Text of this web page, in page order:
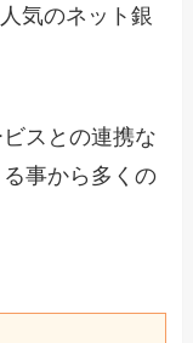
気のネット銀
スとの連携な
事から多くの